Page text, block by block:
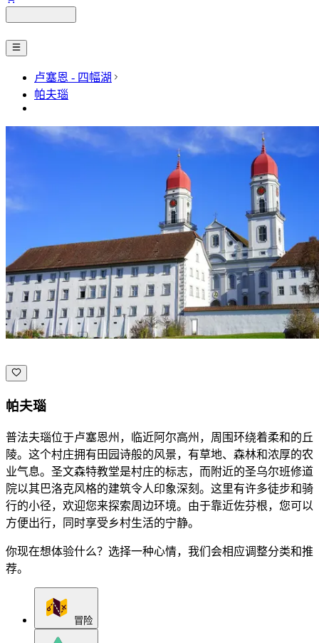
卢塞恩 - 四幅湖
帕夫瑙
帕夫瑙
普法夫瑙位于卢塞恩州，临近阿尔高州，周围环绕着柔和的丘
陵。这个村庄拥有田园诗般的风景，有草地、森林和浓厚的农
业气息。圣文森特教堂是村庄的标志，而附近的圣乌尔班修道
院以其巴洛克风格的建筑令人印象深刻。这里有许多徒步和骑
行的小径，欢迎您来探索周边环境。由于靠近佐芬根，您可以
方便出行，同时享受乡村生活的宁静。
你现在想体验什么？选择一种心情，我们会相应调整分类和推
荐。
冒险